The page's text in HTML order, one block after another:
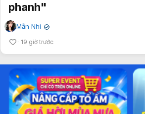
phanh"
Mẫn Nhi ✔
19 giờ trước